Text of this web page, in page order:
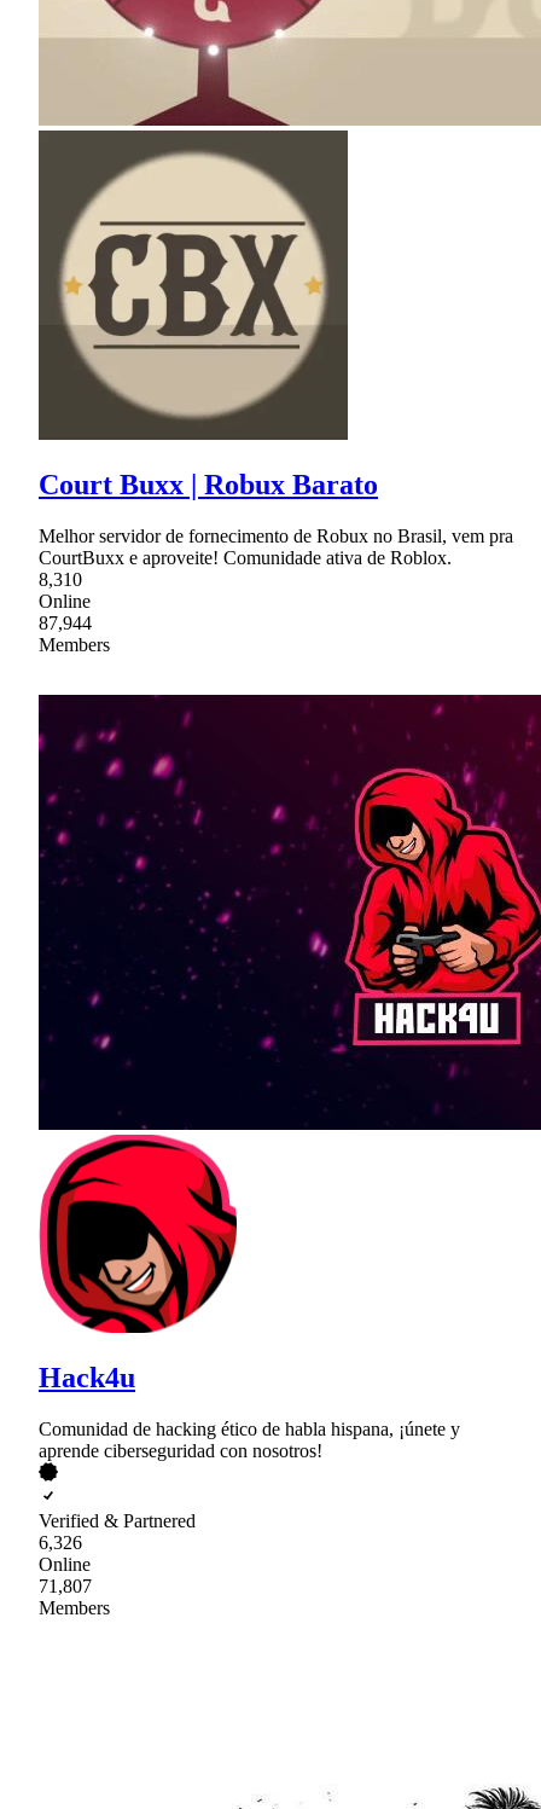
Court Buxx | Robux Barato
Melhor servidor de fornecimento de Robux no Brasil, vem pra
CourtBuxx e aproveite! Comunidade ativa de Roblox.
8,310
Online
87,944
Members
Hack4u
Comunidad de hacking ético de habla hispana, ¡únete y
aprende ciberseguridad con nosotros!
Verified & Partnered
6,326
Online
71,807
Members